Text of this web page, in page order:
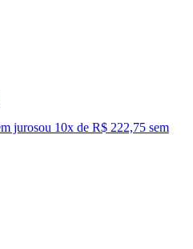
jurosou 10x de R$ 222,75 sem